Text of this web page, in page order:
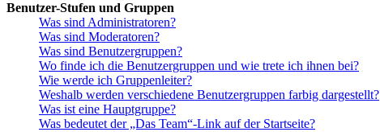
Benutzer-Stufen und Gruppen
Was sind Administratoren?
Was sind Moderatoren?
Was sind Benutzergruppen?
Wo finde ich die Benutzergruppen und wie trete ich ihnen bei?
Wie werde ich Gruppenleiter?
Weshalb werden verschiedene Benutzergruppen farbig dargestellt?
Was ist eine Hauptgruppe?
Was bedeutet der „Das Team“-Link auf der Startseite?